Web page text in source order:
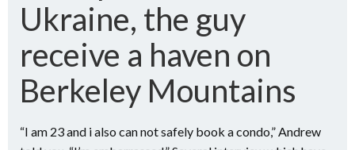
Ukraine, the guy
receive a haven on
Berkeley Mountains
“I am 23 and i also can not safely book a condo,” Andrew